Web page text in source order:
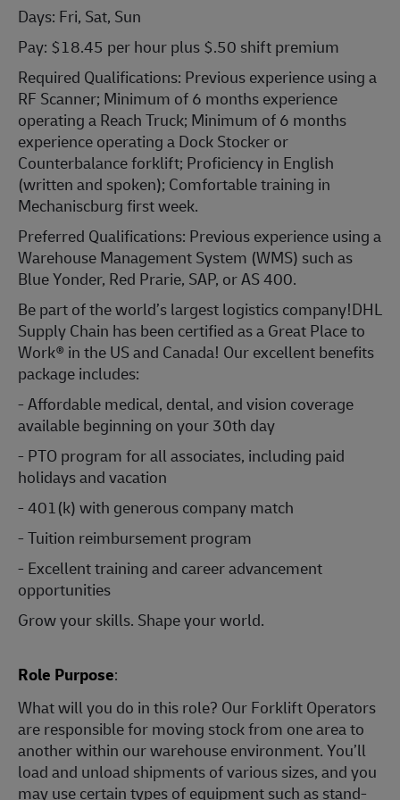
Days: Fri, Sat, Sun
Pay: $18.45 per hour plus $.50 shift premium
Required Qualifications: Previous experience using a
RF Scanner; Minimum of 6 months experience
operating a Reach Truck; Minimum of 6 months
experience operating a Dock Stocker or
Counterbalance forklift; Proficiency in English
(written and spoken); Comfortable training in
Mechaniscburg first week.
Preferred Qualifications: Previous experience using a
Warehouse Management System (WMS) such as
Blue Yonder, Red Prarie, SAP, or AS 400.
Be part of the world’s largest logistics company!DHL
Supply Chain has been certified as a Great Place to
Work® in the US and Canada! Our excellent benefits
package includes:
- Affordable medical, dental, and vision coverage
available beginning on your 30th day
- PTO program for all associates, including paid
holidays and vacation
- 401(k) with generous company match
- Tuition reimbursement program
- Excellent training and career advancement
opportunities
Grow your skills. Shape your world.
Role Purpose:
What will you do in this role? Our Forklift Operators
are responsible for moving stock from one area to
another within our warehouse environment. You’ll
load and unload shipments of various sizes, and you
may use certain types of equipment such as stand-